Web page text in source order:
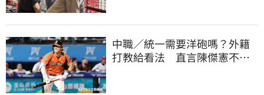
中職／統一需要洋砲嗎？外籍
打教給看法 直言陳傑憲不能